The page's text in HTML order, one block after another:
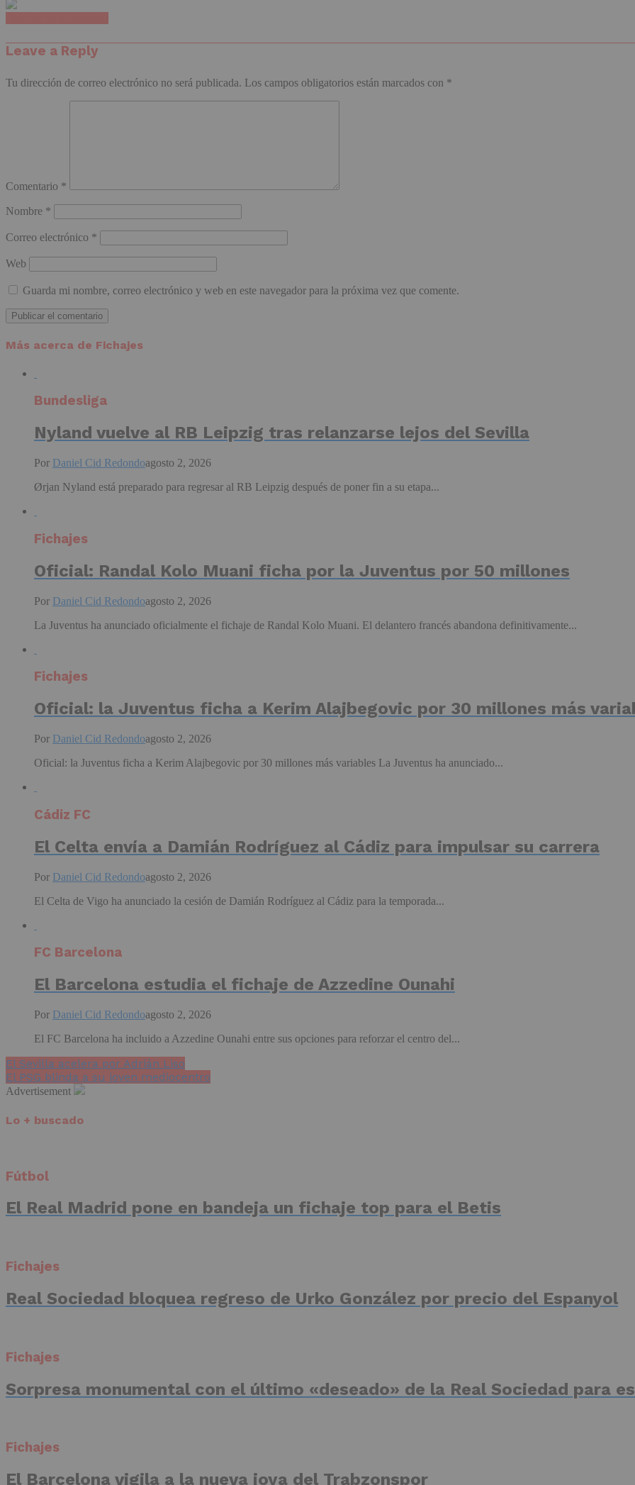
Leave a Reply
Tu dirección de correo electrónico no será publicada. Los campos obligatorios están marcados con *
Comentario *
Nombre *
Correo electrónico *
Web
Guarda mi nombre, correo electrónico y web en este navegador para la próxima vez que comente.
Más acerca de Fichajes
Bundesliga
Nyland vuelve al RB Leipzig tras relanzarse lejos del Sevilla
Por Daniel Cid Redondoagosto 2, 2026
Ørjan Nyland está preparado para regresar al RB Leipzig después de poner fin a su etapa...
Fichajes
Oficial: Randal Kolo Muani ficha por la Juventus por 50 millones
Por Daniel Cid Redondoagosto 2, 2026
La Juventus ha anunciado oficialmente el fichaje de Randal Kolo Muani. El delantero francés abandona definitivamente...
Fichajes
Oficial: la Juventus ficha a Kerim Alajbegovic por 30 millones más
Por Daniel Cid Redondoagosto 2, 2026
Oficial: la Juventus ficha a Kerim Alajbegovic por 30 millones más variables La Juventus ha anunciado...
Cádiz FC
El Celta envía a Damián Rodríguez al Cádiz para impulsar su carrera
Por Daniel Cid Redondoagosto 2, 2026
El Celta de Vigo ha anunciado la cesión de Damián Rodríguez al Cádiz para la temporada...
FC Barcelona
El Barcelona estudia el fichaje de Azzedine Ounahi
Por Daniel Cid Redondoagosto 2, 2026
El FC Barcelona ha incluido a Azzedine Ounahi entre sus opciones para reforzar el centro del...
El Sevilla acelera por Adrián Liso
El PSG blinda a su joven mediocentro
Advertisement
Lo + buscado
Fútbol
El Real Madrid pone en bandeja un fichaje top para el Betis
Fichajes
Real Sociedad bloquea regreso de Urko González por precio del Espanyol
Fichajes
Sorpresa monumental con el último «deseado» de la Real Sociedad para
Fichajes
El Barcelona vigila a la nueva joya del Trabzonspor